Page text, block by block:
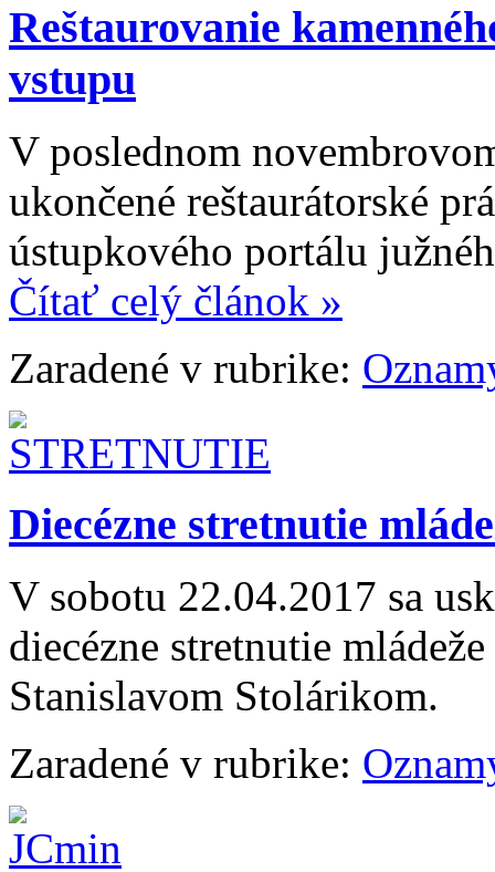
Reštaurovanie
vstupu
V poslednom
ukončené reštaurátorské
ústupkového portálu
Čítať celý článok »
Zaradené v rubrike:
Diecézne stretnutie
V sobotu 22.04.2017 sa
diecézne stretnutie
Stanislavom
Zaradené v rubrike: